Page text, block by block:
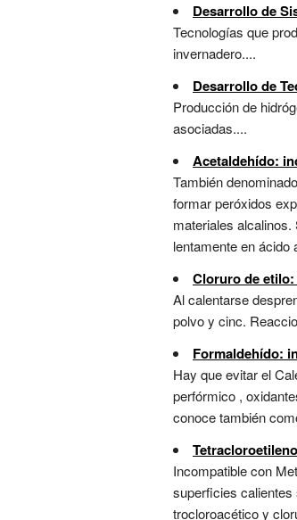
Desarrollo de
Tecnologías que
invernadero....
Desarrollo de
Producción de
asociadas....
Acetaldehído:
También
formar peróxidos
materiales
lentamente en
Cloruro de
Al calentarse
polvo y cinc.
Formaldehído:
Hay que evitar el
perfórmico ,
conoce también
Incompatible con
superficies
trocloroacético y